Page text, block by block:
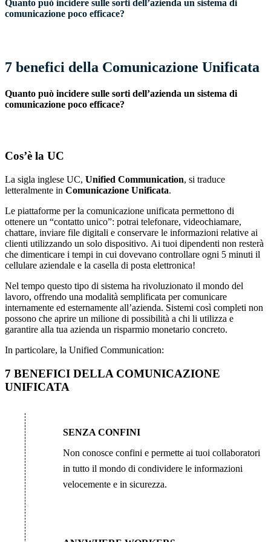
Quanto può incidere sulle sorti dell’azienda un sistema di
comunicazione poco efficace?
7 benefici della Comunicazione Unificata
Quanto può incidere sulle sorti dell’azienda un sistema di
comunicazione poco efficace?
Cos’è la UC
La sigla inglese UC, Unified Communication, si traduce
letteralmente in Comunicazione Unificata.
Le piattaforme per la comunicazione unificata permettono di
ottenere un “contatto unico”: potrai telefonare, videochiamare,
chattare, inviare file digitali e conservare le informazioni relative ai
clienti utilizzando un solo dispositivo. Ai tuoi dipendenti non resterà
che dimenticare i tempi in cui dovevano controllare ogni 5 minuti il
cellulare aziendale e la casella di posta elettronica!
Nel tempo questo tipo di sistema ha rivoluzionato il mondo del
lavoro, offrendo una modalità semplificata per comunicare
internamente ed esternamente all’azienda. Sistemi così completi non
possono che aprire un milione di possibilità a chi li utilizza e
garantire alla tua azienda un risparmio monetario concreto.
In particolare, la Unified Communication:
7 BENEFICI DELLA COMUNICAZIONE
UNIFICATA
SENZA CONFINI
Non conosce confini e permette ai tuoi collaboratori
in tutto il mondo di condividere le informazioni
velocemente e in sicurezza.